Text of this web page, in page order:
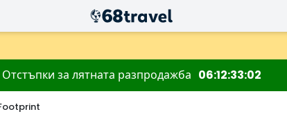
Отстъпки за лятната разпродажба 06123301